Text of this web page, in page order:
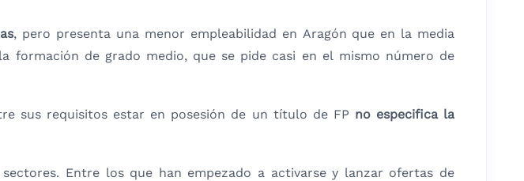
, pero presenta una menor empleabilidad en Aragón que en la media
formación de grado medio, que se pide casi en el mismo número de
sus requisitos estar en posesión de un título de FP no especifica la
Entre los que han empezado a activarse y lanzar ofertas de